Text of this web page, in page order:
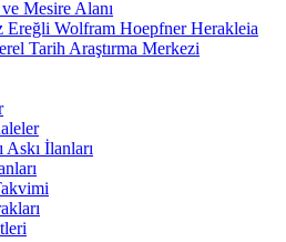
Mesire Alanı
Ereğli Wolfram Hoepfner Herakleia
Tarih Araştırma Merkezi
Askı İlanları